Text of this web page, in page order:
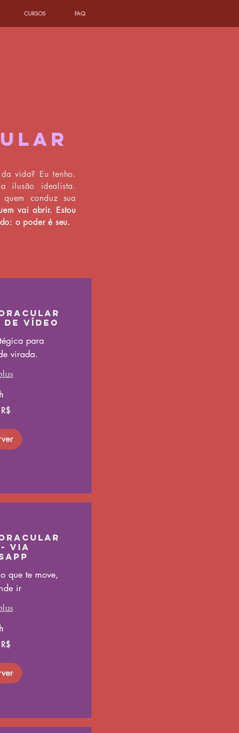
CURSOS FAQ
vida? Eu tenho.
ilusão idealista.
conduz sua
vai abrir. Estou
o poder é seu.
de Vídeo
para
virada.
Via
que te move,
ir